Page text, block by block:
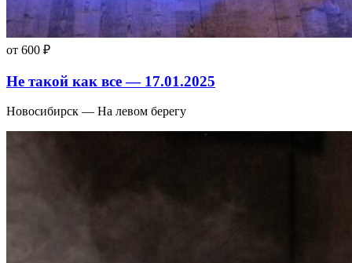
от 600 ₽
Не такой как все — 17.01.2025
Новосибирск — На левом берегу